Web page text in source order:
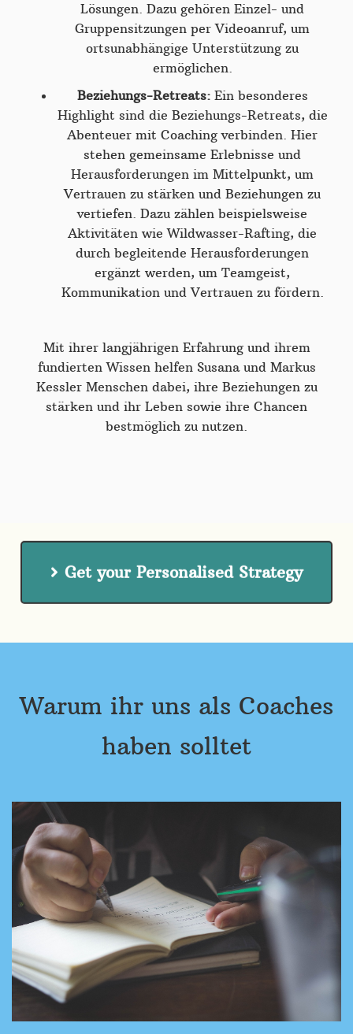
Lösungen. Dazu gehören Einzel- und
Gruppensitzungen per Videoanruf, um
ortsunabhängige Unterstützung zu
ermöglichen.
Beziehungs-Retreats:Ein besonderes
Highlight sind die Beziehungs-Retreats, die
Abenteuer mit Coaching verbinden. Hier
stehen gemeinsame Erlebnisse und
Herausforderungen im Mittelpunkt, um
Vertrauen zu stärken und Beziehungen zu
vertiefen. Dazu zählen beispielsweise
Aktivitäten wie Wildwasser-Rafting, die
durch begleitende Herausforderungen
ergänzt werden, um Teamgeist,
Kommunikation und Vertrauen zu fördern.
Mit ihrer langjährigen Erfahrung und ihrem
fundierten Wissen helfen Susana und Markus
Kessler Menschen dabei, ihre Beziehungen zu
stärken und ihr Leben sowie ihre Chancen
bestmöglich zu nutzen.
Get your Personalised Strategy
Warum ihr uns als Coaches
haben solltet